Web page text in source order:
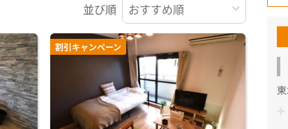
並び順
割引キャンペーン